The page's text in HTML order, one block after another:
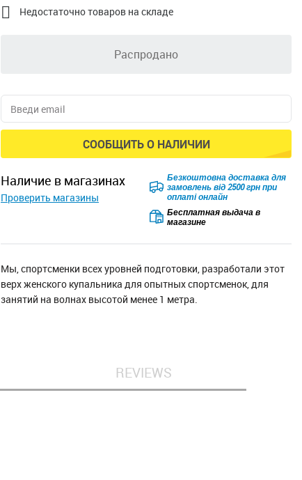
 Недостаточно товаров на складе
Распродано
СООБЩИТЬ О НАЛИЧИИ
наличие в магазинах
Проверить магазины
Безкоштовна доставка для
замовлень від 2500 грн при
оплаті онлайн
Бесплатная выдача в
магазине
Мы, спортсменки всех уровней подготовки, разработали этот
верх женского купальника для опытных спортсменок, для
занятий на волнах высотой менее 1 метра.
REVIEWS